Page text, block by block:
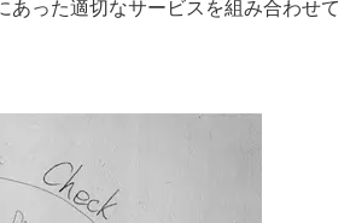
った適切なサービスを組み合わせて